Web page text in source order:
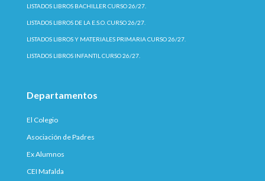
LISTADOS LIBROS BACHILLER CURSO 26/27.
LISTADOS LIBROS DE LA E.S.O. CURSO 26/27.
LISTADOS LIBROS Y MATERIALES PRIMARIA CURSO 26/27.
LISTADOS LIBROS INFANTIL CURSO 26/27.
Departamentos
El Colegio
Asociación de Padres
Ex Alumnos
CEI Mafalda